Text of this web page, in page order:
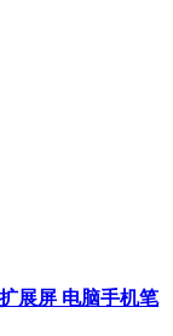
展屏 电脑手机笔